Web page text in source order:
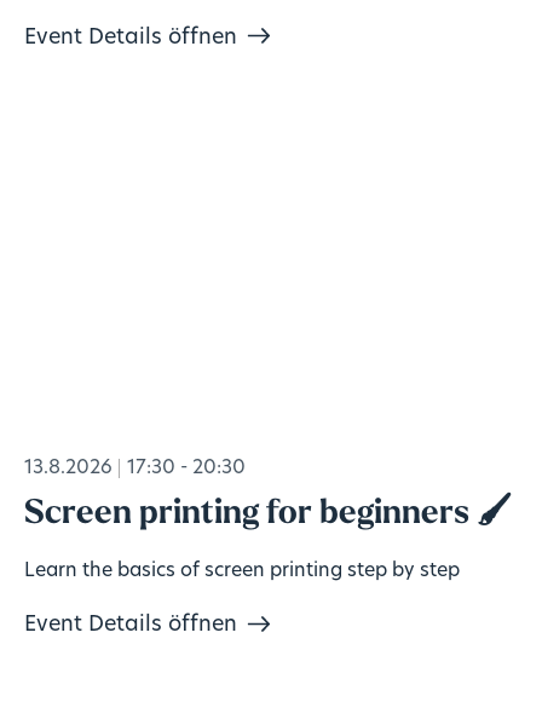
Event Details öffnen
13.8.2026 17:30 - 20:30
Screen printing for beginners 🖌️
Learn the basics of screen printing step by step
Event Details öffnen